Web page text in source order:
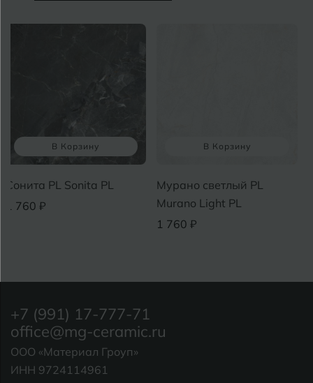
В Корзину
Сонита PL Sonita PL
1 760 ₽
В Корзину
Мурано светлый PL
Murano Light PL
1 760 ₽
+7 (991) 17-777-71
office@mg-ceramic.ru
ООО «Материал Гроуп»
ИНН 9724114961